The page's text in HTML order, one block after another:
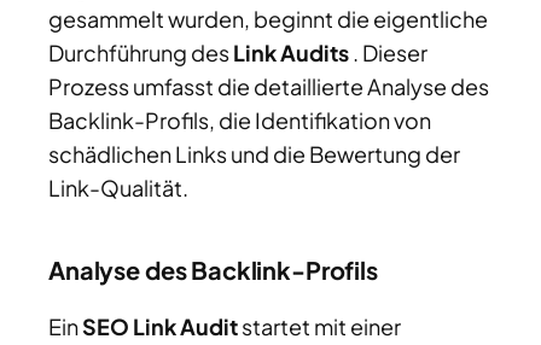
gesammelt wurden, beginnt die eigentliche
Durchführung desLink Audits. Dieser
Prozess umfasst die detaillierte Analyse des
Backlink-Profils, die Identifikation von
schädlichen Links und die Bewertung der
Link-Qualität.
Analyse des Backlink-Profils
EinSEO Link Auditstartet mit einer